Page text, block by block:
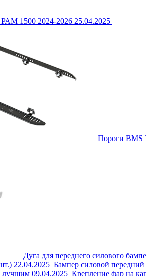
1500 2024-2026 25.04.2025
Пороги BMS
Дуга для переднего силового
22.04.2025 Бампер силовой
лучшим 09.04.2025 Крепление фар на